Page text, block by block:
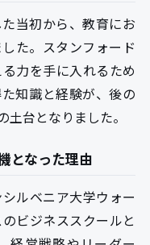
当初から、教育にお
た。スタンフォード
力を手に入れるため
知識と経験が、後の
台となりました。
となった理由
ルベニア大学ウォー
ビジネススクールと